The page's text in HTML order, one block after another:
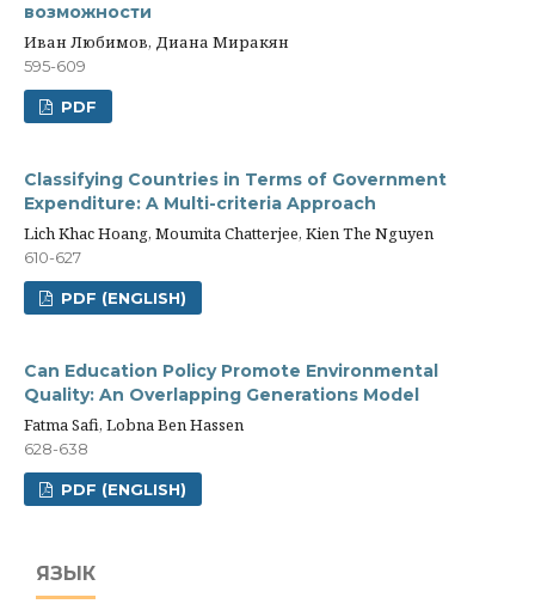
возможности
Иван Любимов, Диана Миракян
595-609
PDF
Classifying Countries in Terms of Government
Expenditure: A Multi-criteria Approach
Lich Khac Hoang, Moumita Chatterjee, Kien The Nguyen
610-627
PDF (ENGLISH)
Can Education Policy Promote Environmental
Quality: An Overlapping Generations Model
Fatma Safi, Lobna Ben Hassen
628-638
PDF (ENGLISH)
ЯЗЫК